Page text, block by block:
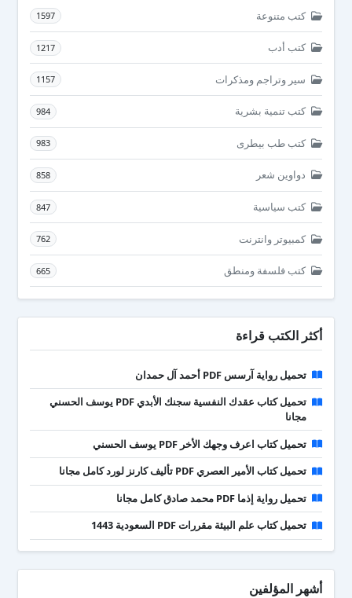
كتب متنوعة 1597
كتب أدب 1217
سير وتراجم ومذكرات 1157
كتب تنمية بشرية 984
كتب طب بيطرى 983
دواوين شعر 858
كتب سياسية 847
كمبيوتر وانترنت 762
كتب فلسفة ومنطق 665
أكثر الكتب قراءة
تحميل رواية آرسس PDF أحمد آل حمدان
تحميل كتاب عقدك النفسية سجنك الأبدي PDF يوسف الحسني
مجانا
تحميل كتاب اعرف وجهك الأخر PDF يوسف الحسني
تحميل كتاب الأمير العصري PDF تأليف كارنز لورد كامل مجانا
تحميل رواية إذما PDF محمد صادق كامل مجانا
تحميل كتاب علم البيئة مقررات PDF السعودية 1443
أشهر المؤلفين